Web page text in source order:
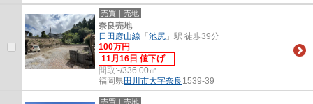
売買｜売地
奈良売地
日田彦山線 「 池尻 」駅 徒歩39分
100万円
11月16日 値下げ
間取:-/336.00㎡
福岡県田川市大字奈良 1539-39
売買｜売地